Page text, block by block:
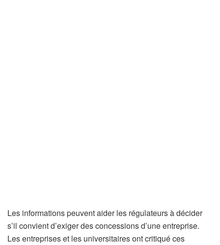
Les informations peuvent aider les régulateurs à décider
s’il convient d’exiger des concessions d’une entreprise.
Les entreprises et les universitaires ont critiqué ces